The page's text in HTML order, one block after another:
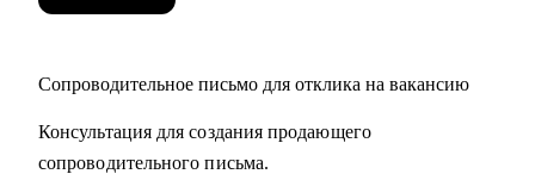
Сопроводительное письмо для отклика на вакансию
Консультация для создания продающего
сопроводительного письма.